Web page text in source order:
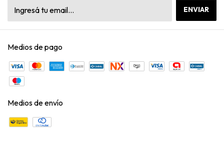
Medios de pago
Medios de envío